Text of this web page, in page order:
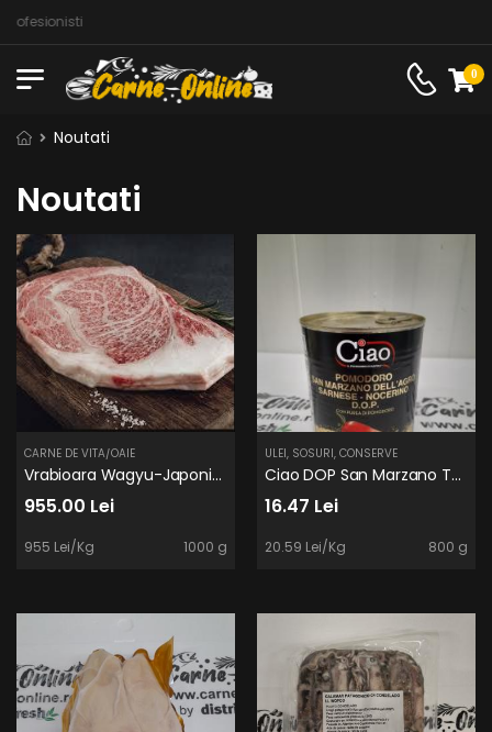
0
Noutati
Noutati
CARNE DE VITA/OAIE
Vrabioara Wagyu-Japonia A5 Bms9 MIYAZAKI
955.00 Lei
955 Lei/Kg 1000 g
ULEI, SOSURI, CONSERVE
Ciao DOP San Marzano Tomatoes 800G
16.47 Lei
20.59 Lei/Kg 800 g